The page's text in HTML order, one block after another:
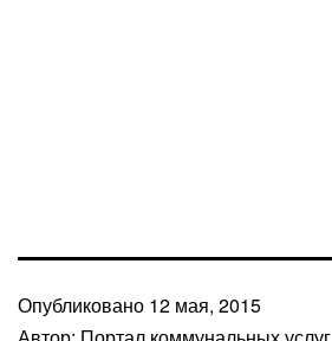
Опубликовано 12 мая, 2015